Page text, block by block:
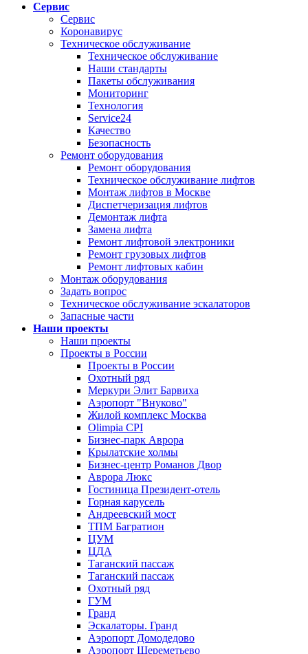
Сервис
Сервис
Коронавирус
Техническое обслуживание
Техническое обслуживание
Наши стандарты
Пакеты обслуживания
Мониторинг
Технология
Service24
Качество
Безопасность
Ремонт оборудования
Ремонт оборудования
Техническое обслуживание лифтов
Монтаж лифтов в Москве
Диспетчеризация лифтов
Демонтаж лифта
Замена лифта
Ремонт лифтовой электроники
Ремонт грузовых лифтов
Ремонт лифтовых кабин
Монтаж оборудования
Задать вопрос
Техническое обслуживание эскалаторов
Запасные части
Наши проекты
Наши проекты
Проекты в России
Проекты в России
Охотный ряд
Меркури Элит Барвиха
Аэропорт "Внуково"
Жилой комплекс Москва
Olimpia CPI
Бизнес-парк Аврора
Крылатские холмы
Бизнес-центр Романов Двор
Аврора Люкс
Гостиница Президент-отель
Горная карусель
Андреевский мост
ТПМ Багратион
ЦУМ
ЦДА
Таганский пассаж
Таганский пассаж
Охотный ряд
ГУМ
Гранд
Эскалаторы. Гранд
Аэропорт Домодедово
Аэропорт Шереметьево